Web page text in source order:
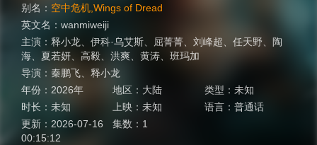
别名： 空中危机,Wings of Dread
英文名： wanmiweiji
主演： 释小龙 伊科·乌艾斯 屈菁菁 刘峰超 任天野
陶
海
夏若妍 高毅 洪爽 黄涛
班玛加
导演： 秦鹏飞
释小龙
年份： 2026年 地区： 大陆 类型： 未知
时长： 未知 上映：未知 语言： 普通话
更新： 2026-07-16
00:15:12
集数： 1